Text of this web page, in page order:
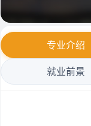
专业介绍
就业前景